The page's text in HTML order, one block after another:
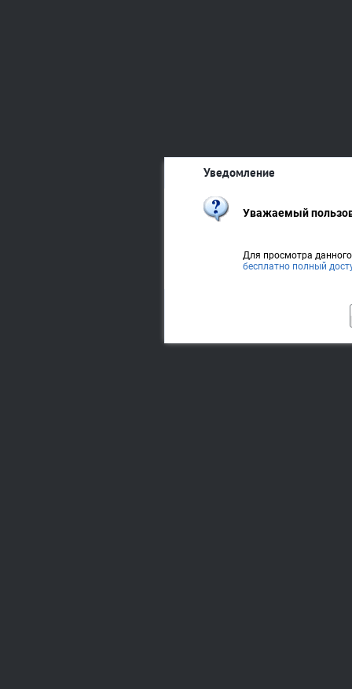
Уведомление
Уважаемый
Для просмотра
бесплатно полный